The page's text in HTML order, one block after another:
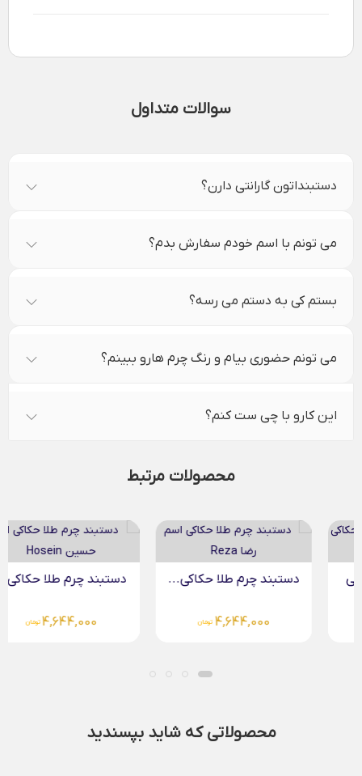
سوالات متداول
دستبنداتون گارانتی دارن؟
می تونم با اسم خودم سفارش بدم؟
بستم کی به دستم می رسه؟
می تونم حضوری بیام و رنگ چرم هارو ببینم؟
این کارو با چی ست کنم؟
محصولات مرتبط
دستبند چرم طلا حکاکی...
4,644,000 تومان
دستبند چرم طلا حکاکی...
4,644,000 تومان
محصولاتی که شاید بپسندید